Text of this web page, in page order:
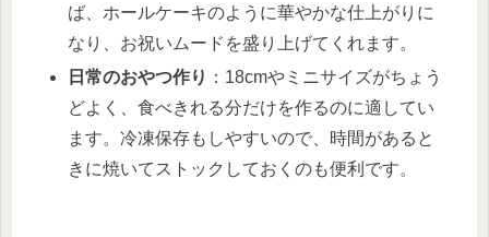
ば、ホールケーキのように華やかな仕上がりに
なり、お祝いムードを盛り上げてくれます。
日常のおやつ作り ：18cmやミニサイズがちょう
どよく、食べきれる分だけを作るのに適してい
ます。冷凍保存もしやすいので、時間があると
きに焼いてストックしておくのも便利です。